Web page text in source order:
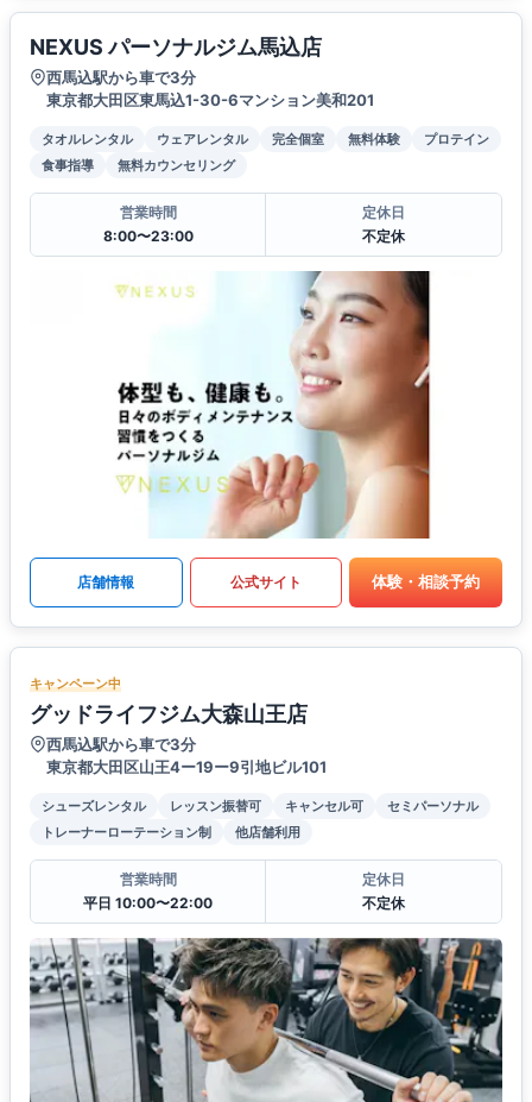
NEXUS パーソナルジム馬込店
西馬込駅から車で3分
東京都大田区東馬込1-30-6マンション美和201
タオルレンタル ウェアレンタル 完全個室 無料体験
プロテイン
食事指導
無料カウンセリング
営業時間
8:00〜23:00
定休日
不定休
店舗情報 公式サイト 体験・相談予約
キャンペーン中
グッドライフジム大森山王店
西馬込駅から車で3分
東京都大田区山王4ー19ー9引地ビル101
シューズレンタル レッスン振替可 キャンセル可
セミパーソナル
トレーナーローテーション制
他店舗利用
営業時間
平日 10:00〜22:00
定休日
不定休